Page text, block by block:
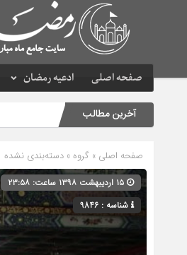
صفحه اصلی ادعیه رمضان
آخرین مطالب
صفحه اصلی » گروه » دسته‌بندی نشده
شناسه : 9846